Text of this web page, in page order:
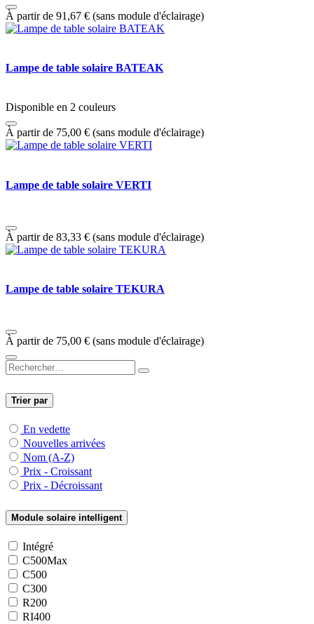
À partir de 91,67 € (sans module d'éclairage)
Lampe de table solaire BATEAK
Disponible en 2 couleurs
À partir de 75,00 € (sans module d'éclairage)
Lampe de table solaire VERTI
À partir de 83,33 € (sans module d'éclairage)
Lampe de table solaire TEKURA
À partir de 75,00 € (sans module d'éclairage)
Trier par
En vedette
Nouvelles arrivées
Nom (A-Z)
Prix - Croissant
Prix - Décroissant
Module solaire intelligent
Intégré
C500Max
C500
C300
R200
RI400